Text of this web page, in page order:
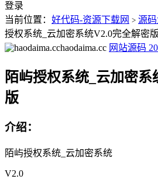
登录
当前位置： 好代码-资源下载网 > 源
授权系统_云加密系统V2.0完全解密版
haodaima.cc 网站源码
陌屿授权系统_云加密系
版
介绍：
陌屿授权系统_云加密系统
V2.0